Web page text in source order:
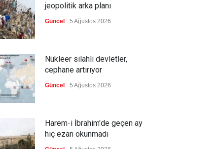
jeopolitik arka planı
Güncel 5 Ağustos 2026
Nükleer silahlı devletler,
cephane artırıyor
Güncel 5 Ağustos 2026
Harem-i İbrahim'de geçen ay
hiç ezan okunmadı